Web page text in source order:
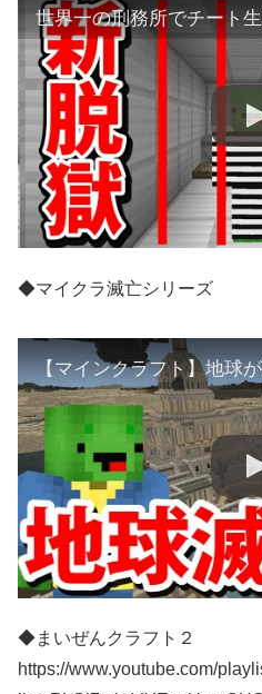
◆マイクラ滅亡シリーズ
◆まいぜんクラフト２
https://www.youtube.com/